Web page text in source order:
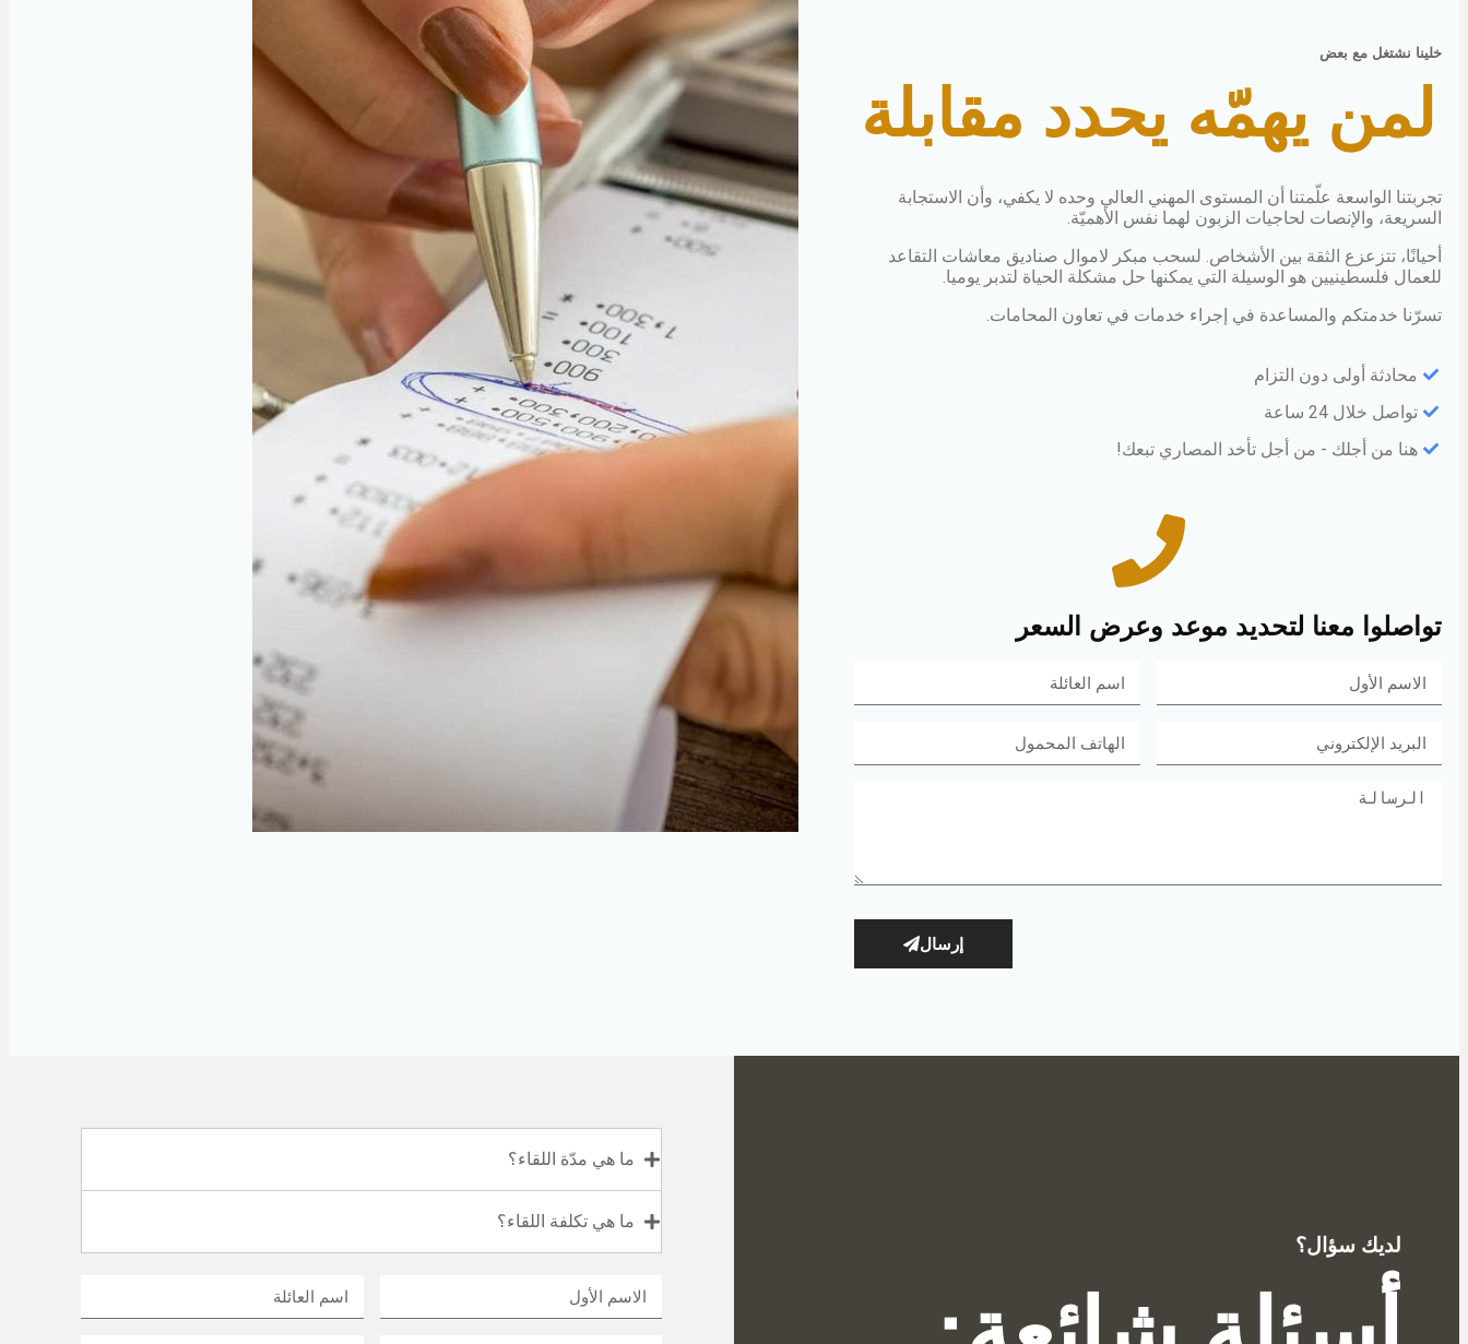
خلينا نشتغل مع بعض
لمن يهمّه يحدد مقابلة
تجربتنا الواسعة علّمتنا أن المستوى المهني العالي وحده لا يكفي، وأن الاستجابة
السريعة، والإنصات لحاجيات الزبون لهما نفس الأهميّة.
أحيانًا، تتزعزع الثقة بين الأشخاص. لسحب مبكر لاموال صناديق معاشات التقاعد
للعمال فلسطينيين هو الوسيلة التي يمكنها حل مشكلة الحياة لتدبر يوميا.
تسرّنا خدمتكم والمساعدة في إجراء خدمات في تعاون المحامات.
محادثة أولى دون التزام
تواصل خلال 24 ساعة
هنا من أجلك - من أجل تأخد المصاري تبعك!
تواصلوا معنا لتحديد موعد وعرض السعر
إرسال
لديك سؤال؟
ما هي مدّة اللقاء؟
ما هي تكلفة اللقاء؟